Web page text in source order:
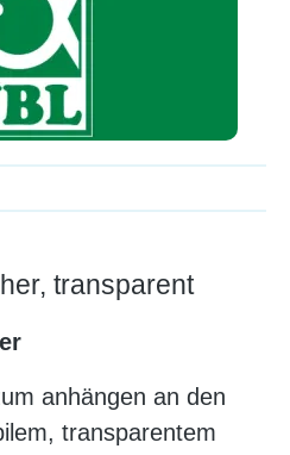
transparent
anhängen an den
transparentem